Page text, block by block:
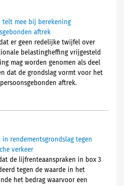
telt mee bij berekening
aftrek
er geen redelijke twijfel over
belastingheffing vrijgesteld
mag worden genomen als deel
dat de grondslag vormt voor het
aftrek.
rendementsgrondslag tegen
verkeer
de lijfrenteaanspraken in box 3
tegen de waarde in het
het bedrag waarvoor een